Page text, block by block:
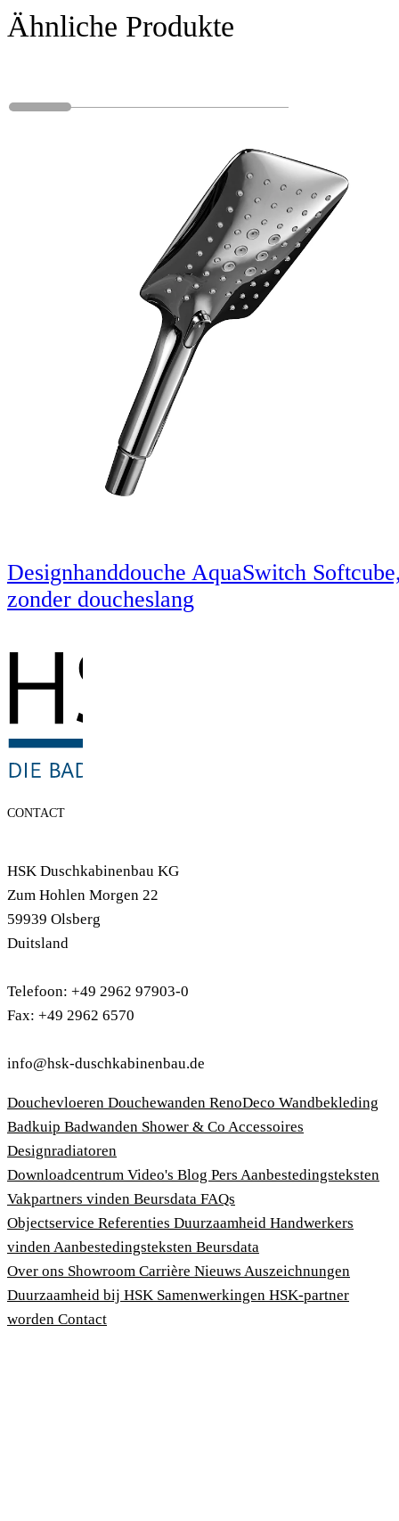
Ähnliche Produkte
Designhanddouche AquaSwitch
zonder doucheslang
CONTACT
HSK Duschkabinenbau KG
Zum Hohlen Morgen 22
59939 Olsberg
Duitsland
Telefoon: +49 2962 97903-0
Fax: +49 2962 6570
info@hsk-duschkabinenbau.de
Douchevloeren Douchewanden RenoDeco Wandbekleding
Badkuip Badwanden Shower & Co Accessoires
Designradiatoren
Downloadcentrum Video's Blog Pers Aanbestedingsteksten
Vakpartners vinden Beursdata FAQs
Objectservice Referenties Duurzaamheid Handwerkers
vinden Aanbestedingsteksten Beursdata
Over ons Showroom Carrière Nieuws Auszeichnungen
Duurzaamheid bij HSK Samenwerkingen HSK-partner
worden Contact